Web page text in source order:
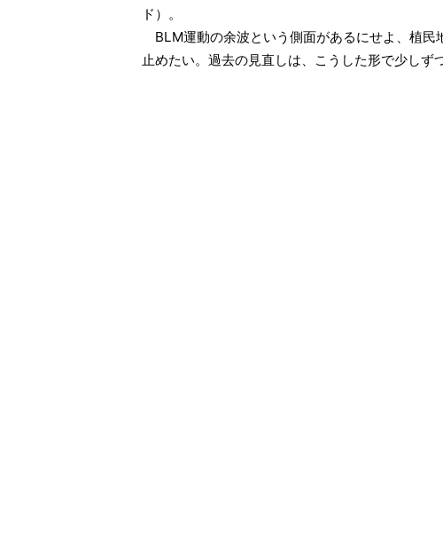
ド）。
BLM運動の余波という側面があるにせよ、植民
止めたい。過去の見直しは、こうした形で少しず